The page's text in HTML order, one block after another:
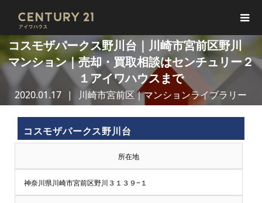
コスモザパークス野川台｜川崎市宮前区野川
マンション｜売却・買取相談はセンチュリー２
１アイワハウスまで
2020.01.17 川崎市宮前区｜マンションライブラリー
コスモザパークス野川台
所在地
神奈川県川崎市宮前区野川３１３９−１